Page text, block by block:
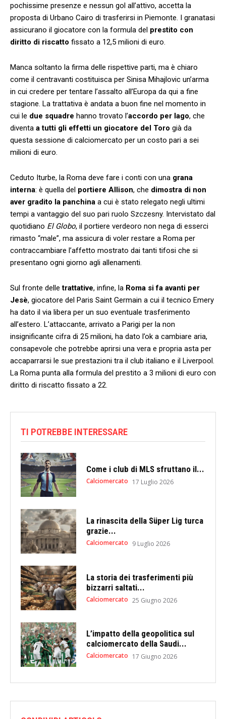
pochissime presenze e nessun gol all’attivo, accetta la
proposta di Urbano Cairo di trasferirsi in Piemonte. I granatasi
assicurano il giocatore con la formula del prestito con
diritto di riscatto fissato a 12,5 milioni di euro.
Manca soltanto la firma delle rispettive parti, ma è chiaro
come il centravanti costituisca per Sinisa Mihajlovic un’arma
in cui credere per tentare l’assalto all’Europa da qui a fine
stagione. La trattativa è andata a buon fine nel momento in
cui le due squadre hanno trovato l’accordo per Iago, che
diventa a tutti gli effetti un giocatore del Toro già da
questa sessione di calciomercato per un costo pari a sei
milioni di euro.
Ceduto Iturbe, la Roma deve fare i conti con una grana
interna: è quella del portiere Allison, che dimostra di non
aver gradito la panchina a cui è stato relegato negli ultimi
tempi a vantaggio del suo pari ruolo Szczesny. Intervistato dal
quotidiano El Globo, il portiere verdeoro non nega di esserci
rimasto “male”, ma assicura di voler restare a Roma per
contraccambiare l’affetto mostrato dai tanti tifosi che si
presentano ogni giorno agli allenamenti.
Sul fronte delletrattative, infine, la Roma si fa avanti per
Jesè, giocatore del Paris Saint Germain a cui il tecnico Emery
ha dato il via libera per un suo eventuale trasferimento
all’estero. L’attaccante, arrivato a Parigi per la non
insignificante cifra di 25 milioni, ha dato l’ok a cambiare aria,
consapevole che potrebbe aprirsi una vera e propria asta per
accaparrarsi le sue prestazioni tra il club italiano e il Liverpool.
La Roma punta alla formula del prestito a 3 milioni di euro con
diritto di riscatto fissato a 22.
TI POTREBBE INTERESSARE
Come i club di MLS sfruttano il...
Calciomercato 17 Luglio 2026
La rinascita della Süper Lig turca
grazie...
Calciomercato 9 Luglio 2026
La storia dei trasferimenti più
bizzarri saltati...
Calciomercato 25 Giugno 2026
L’impatto della geopolitica sul
calciomercato della Saudi...
Calciomercato 17 Giugno 2026